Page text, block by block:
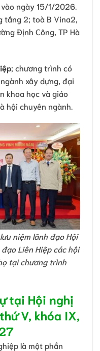
ngày 15/1/2026.
tầng 2; toà B Vina2,
Định Công, TP Hà
; chương trình có
xây dựng, đại
khoa học và giáo
hội chuyên ngành.
niệm lãnh đạo Hội
Liên Hiệp các hội
tại chương trình
tại Hội nghị
V, khóa IX,
là một phần